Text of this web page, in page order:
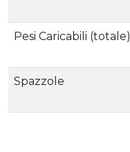
Pesi Caricabili (totale)
Spazzole